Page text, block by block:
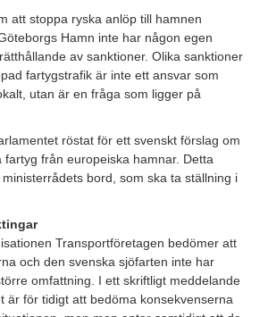
att stoppa ryska anlöp till hamnen
Hamn inte har någon egen
av sanktioner. Olika sanktioner
fartygstrafik är inte ett ansvar som
utan är en fråga som ligger på
röstat för ett svenskt förslag om
fartyg från europeiska hamnar. Detta
bord, som ska ta ställning i
Transportföretagen bedömer att
och den svenska sjöfarten inte har
omfattning. I ett skriftligt meddelande
är för tidigt att bedöma konsekvenserna